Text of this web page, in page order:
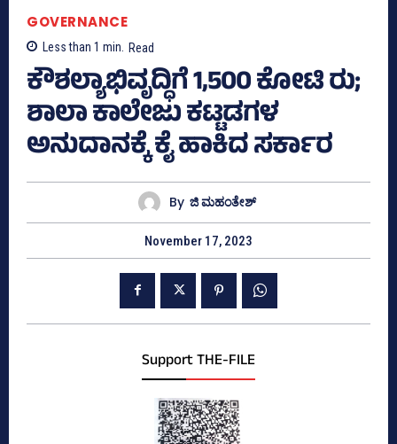
GOVERNANCE
Less than 1 min. Read
ಕೌಶಲ್ಯಾಭಿವೃದ್ಧಿಗೆ 1,500 ಕೋಟಿ ರು;
ಶಾಲಾ ಕಾಲೇಜು ಕಟ್ಟಡಗಳ
ಅನುದಾನಕ್ಕೆ ಕೈ ಹಾಕಿದ ಸರ್ಕಾರ
By ಜಿ ಮಹಂತೇಶ್
November 17, 2023
Support THE-FILE